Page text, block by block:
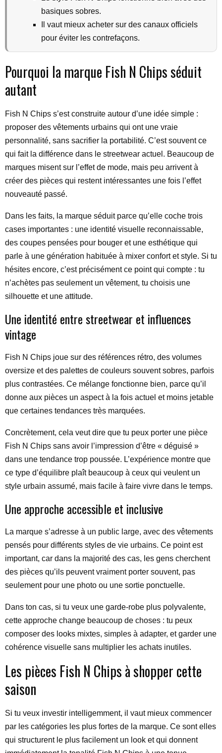
basiques sobres.
Il vaut mieux acheter sur des canaux officiels
pour éviter les contrefaçons.
Pourquoi la marque Fish N Chips séduit
autant
Fish N Chips s’est construite autour d’une idée simple :
proposer des vêtements urbains qui ont une vraie
personnalité, sans sacrifier la portabilité. C’est souvent ce
qui fait la différence dans le streetwear actuel. Beaucoup de
marques misent sur l’effet de mode, mais peu arrivent à
créer des pièces qui restent intéressantes une fois l’effet
nouveauté passé.
Dans les faits, la marque séduit parce qu’elle coche trois
cases importantes : une identité visuelle reconnaissable,
des coupes pensées pour bouger et une esthétique qui
parle à une génération habituée à mixer confort et style. Si tu
hésites encore, c’est précisément ce point qui compte : tu
n’achètes pas seulement un vêtement, tu choisis une
silhouette et une attitude.
Une identité entre streetwear et influences
vintage
Fish N Chips joue sur des références rétro, des volumes
oversize et des palettes de couleurs souvent sobres, parfois
plus contrastées. Ce mélange fonctionne bien, parce qu’il
donne aux pièces un aspect à la fois actuel et moins jetable
que certaines tendances très marquées.
Concrètement, cela veut dire que tu peux porter une pièce
Fish N Chips sans avoir l’impression d’être « déguisé »
dans une tendance trop poussée. L’expérience montre que
ce type d’équilibre plaît beaucoup à ceux qui veulent un
style urbain assumé, mais facile à faire vivre dans le temps.
Une approche accessible et inclusive
La marque s’adresse à un public large, avec des vêtements
pensés pour différents styles de vie urbains. Ce point est
important, car dans la majorité des cas, les gens cherchent
des pièces qu’ils peuvent vraiment porter souvent, pas
seulement pour une photo ou une sortie ponctuelle.
Dans ton cas, si tu veux une garde-robe plus polyvalente,
cette approche change beaucoup de choses : tu peux
composer des looks mixtes, simples à adapter, et garder une
cohérence visuelle sans multiplier les achats inutiles.
Les pièces Fish N Chips à shopper cette
saison
Si tu veux investir intelligemment, il vaut mieux commencer
par les catégories les plus fortes de la marque. Ce sont elles
qui structurent le plus facilement un look et qui donnent